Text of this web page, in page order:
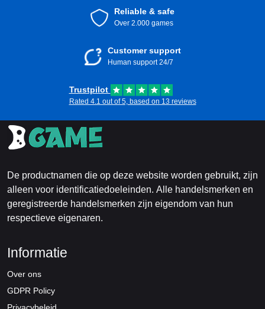
Reliable & safe
Over 2.000 games
Customer support
Human support 24/7
Trustpilot
Rated 4.1 out of 5, based on 13 reviews
De productnamen die op deze website worden gebruikt, zijn
alleen voor identificatiedoeleinden. Alle handelsmerken en
geregistreerde handelsmerken zijn eigendom van hun
respectieve eigenaren.
Informatie
Over ons
GDPR Policy